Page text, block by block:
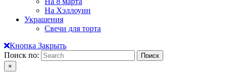
На Хэллоуин
Украшения
Свечи для торта
Кнопка Закрыть
Поиск по:
×